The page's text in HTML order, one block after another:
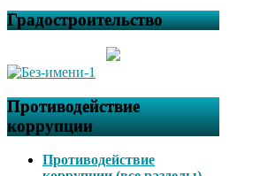
Градостроительство
Противодействие
коррупции
Противодействие